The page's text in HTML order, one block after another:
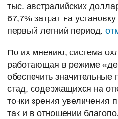
тыс. австралийских
67,7% затрат на
первый летний период,
По их мнению, система
работающая в режиме
обеспечить
стад, содержащихся на
точки зрения увеличения
так и в отношении